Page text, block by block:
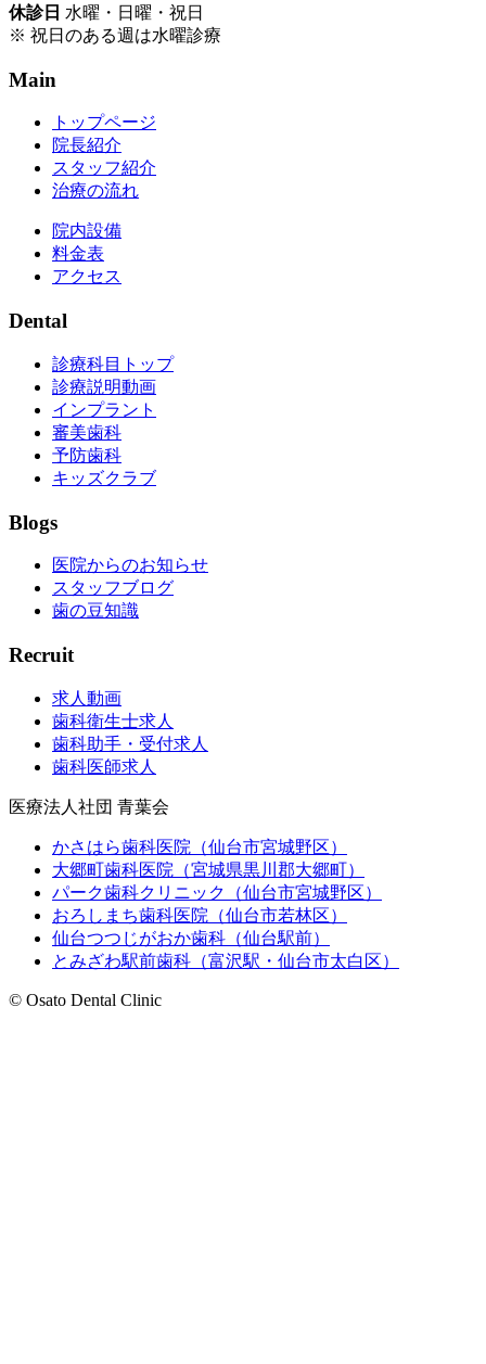
休診日 水曜・日曜・祝日
※ 祝日のある週は水曜診療
Main
トップページ
院長紹介
スタッフ紹介
治療の流れ
院内設備
料金表
アクセス
Dental
診療科目トップ
診療説明動画
インプラント
審美歯科
予防歯科
キッズクラブ
Blogs
医院からのお知らせ
スタッフブログ
歯の豆知識
Recruit
求人動画
歯科衛生士求人
歯科助手・受付求人
歯科医師求人
医療法人社団 青葉会
かさはら歯科医院（仙台市宮城野区）
大郷町歯科医院（宮城県黒川郡大郷町）
パーク歯科クリニック（仙台市宮城野区）
おろしまち歯科医院（仙台市若林区）
仙台つつじがおか歯科（仙台駅前）
とみざわ駅前歯科（富沢駅・仙台市太白区）
© Osato Dental Clinic